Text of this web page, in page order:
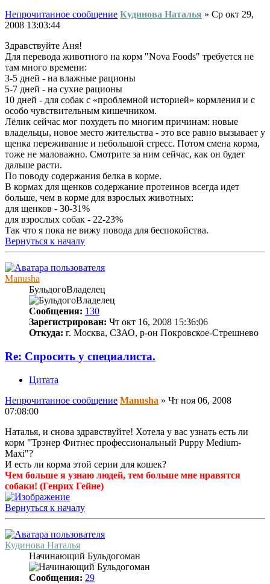
Непрочитанное сообщение Кудинова Наталья » Ср окт 29,
2008 13:03:44
Здравствуйте Аня!
Для перевода животного на корм "Nova Foods" требуется не
там много времени:
3-5 дней - на влажные рационы
5-7 дней - на сухие рационы
10 дней - для собак с «проблемной историей» кормления и с
особо чувствительным кишечником.
Лёлик сейчас мог похудеть по многим причинам: новые
владельцы, новое место жительства - это все равно вызывает у
щенка переживание и небольшой стресс. Потом смена корма,
тоже не маловажно. Смотрите за ним сейчас, как он будет
дальше расти.
По поводу содержания белка в корме.
В кормах для щенков содержание протеинов всегда идет
больше, чем в корме для взрослых животных:
для щенков - 30-31%
для взрослых собак - 22-23%
Так что я пока не вижу повода для беспокойства.
Вернуться к началу
Manusha
БульдогоВладелец
Сообщения: 130
Зарегистрирован: Чт окт 16, 2008 15:36:06
Откуда: г. Москва, СЗАО, р-он Покровское-Стрешнево
Re: Спросить у специалиста.
Цитата
Непрочитанное сообщение Manusha » Чт ноя 06, 2008
07:08:00
Наталья, и снова здравствуйте! Хотела у вас узнать есть ли
корм "Трэнер Фитнес профессиональный Puppy Medium-
Maxi"?
И есть ли корма этой серии для кошек?
Чем больше я узнаю людей, тем больше мне нравятся
собаки! (Генрих Гейне)
Вернуться к началу
Кудинова Наталья
Начинающий Бульдогоман
Сообщения: 29